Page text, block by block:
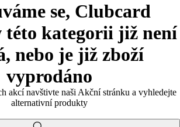
se, Clubcard
této kategorii již není
nebo je již zboží
vyprodáno
akcí navštivte naši Akční stránku a vyhledejte
alternativní produkty